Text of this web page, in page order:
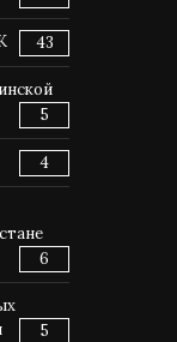
43
5
4
6
5